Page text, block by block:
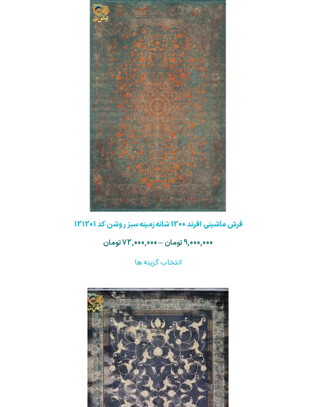
فرش ماشینی افرند 1200 شانه زمینه سبز روشن کد 121201
9,000,000تومان–
72,000,000تومان
انتخاب گزینه ها